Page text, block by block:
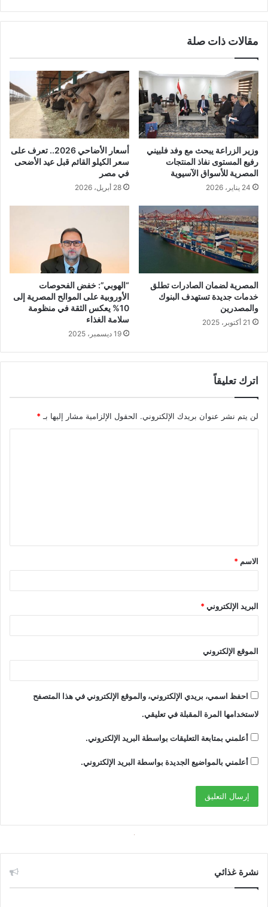
مقالات ذات صلة
وزير الزراعة يبحث مع وفد فلبيني
رفيع المستوى نفاذ المنتجات
المصرية للأسواق الآسيوية
24 يناير، 2026
أسعار الأضاحي 2026.. تعرف على
سعر الكيلو القائم قبل عيد الأضحى
في مصر
28 أبريل، 2026
المصرية لضمان الصادرات تطلق
خدمات جديدة تستهدف البنوك
والمصدرين
21 أكتوبر، 2025
“الهوبي”: خفض الفحوصات
الأوروبية على الموالح المصرية إلى
10% يعكس الثقة في منظومة
سلامة الغذاء
19 ديسمبر، 2025
اترك تعليقاً
لن يتم نشر عنوان بريدك الإلكتروني. الحقول الإلزامية مشار إليها بـ *
ق
*
الاسم *
البريد الإلكتروني*
الموقع الإلكتروني
احفظ اسمي، بريدي الإلكتروني، والموقع الإلكتروني في هذا المتصفح
لاستخدامها المرة المقبلة في تعليقي.
أعلمني بمتابعة التعليقات بواسطة البريد الإلكتروني.
أعلمني بالمواضيع الجديدة بواسطة البريد الإلكتروني.
نشرة غذائي